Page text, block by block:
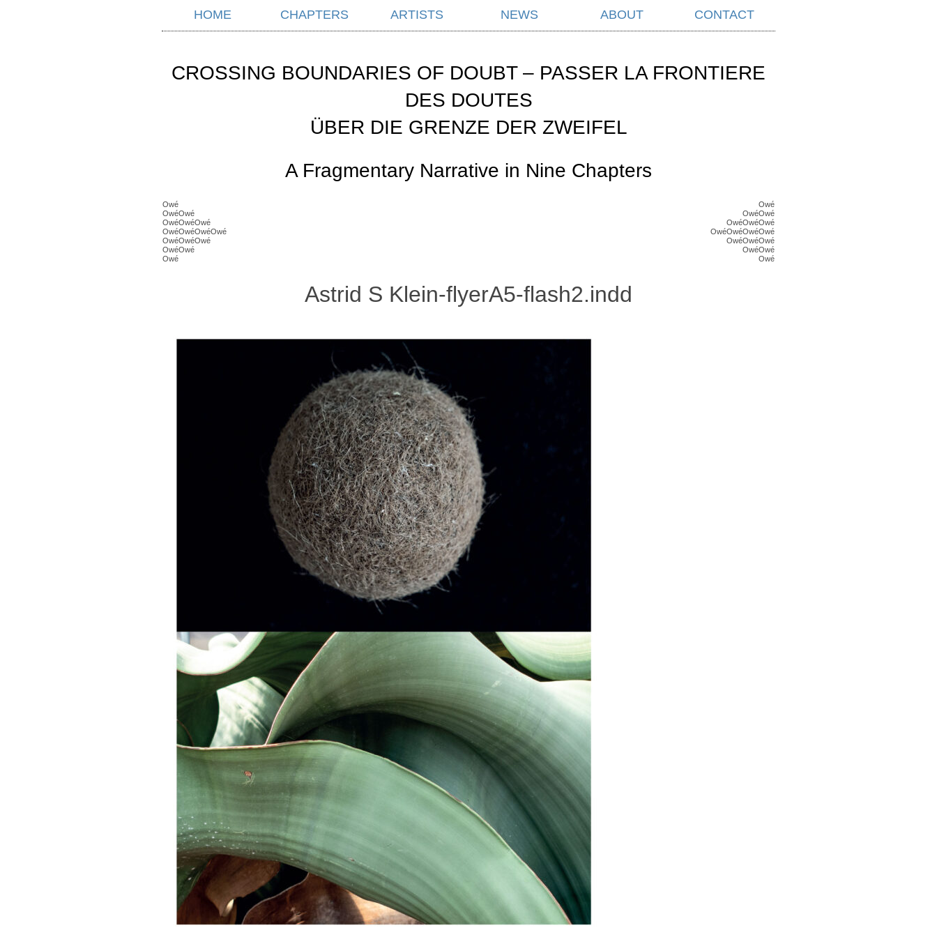
HOME CHAPTERS ARTISTS NEWS ABOUT CONTACT
CROSSING BOUNDARIES OF DOUBT – PASSER LA FRONTIERE
DES DOUTES
ÜBER DIE GRENZE DER ZWEIFEL
A Fragmentary Narrative in Nine Chapters
Owé
Owé
OwéOwé
OwéOwé
OwéOwéOwé
OwéOwéOwé
OwéOwéOwéOwé
OwéOwéOwéOwé
OwéOwéOwé
OwéOwéOwé
OwéOwé
OwéOwé
Owé
Owé
Astrid S Klein-flyerA5-flash2.indd